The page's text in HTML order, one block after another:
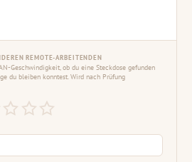
REMOTE-ARBEITENDEN
Geschwindigkeit, ob du eine Steckdose gefunden
du bleiben konntest. Wird nach Prüfung